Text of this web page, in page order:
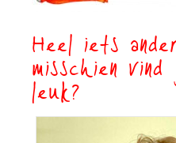
Heel iets
misschien
leuk?